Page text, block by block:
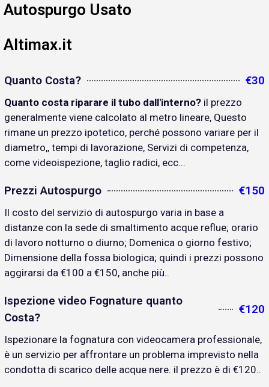
Autospurgo Usato
Altimax.it
Quanto Costa? €30
Quanto costa riparare il tubo dall'interno? il prezzo
generalmente viene calcolato al metro lineare, Questo
rimane un prezzo ipotetico, perché possono variare per il
diametro,, tempi di lavorazione, Servizi di competenza,
come videoispezione, taglio radici, ecc...
Prezzi Autospurgo €150
Il costo del servizio di autospurgo varia in base a
distanze con la sede di smaltimento acque reflue; orario
di lavoro notturno o diurno; Domenica o giorno festivo;
Dimensione della fossa biologica; quindi i prezzi possono
aggirarsi da €100 a €150, anche più..
Ispezione video Fognature quanto
Costa?
€120
Ispezionare la fognatura con videocamera professionale,
è un servizio per affrontare un problema imprevisto nella
condotta di scarico delle acque nere. il prezzo è di €120..